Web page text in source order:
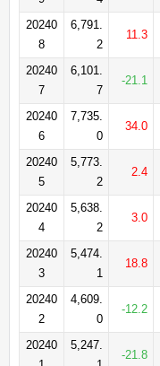
20240
8
6,791.
2
11.3
20240
7
6,101.
7
-21.1
20240
6
7,735.
0
34.0
20240
5
5,773.
2
2.4
20240
4
5,638.
2
3.0
20240
3
5,474.
1
18.8
20240
2
4,609.
0
-12.2
20240
5,247.
-21.8